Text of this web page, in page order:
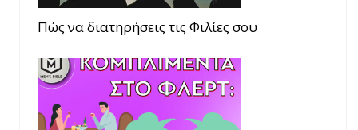
Πώς να διατηρήσεις τις Φιλίες σου